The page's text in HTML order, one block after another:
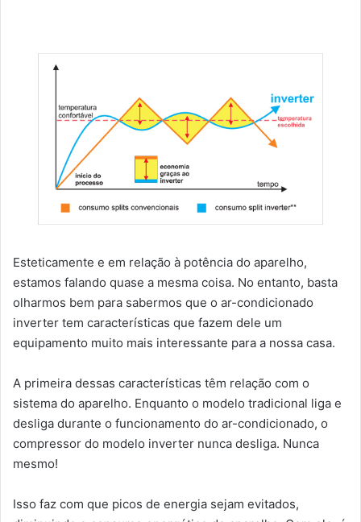
Esteticamente e em relação à potência do aparelho,
estamos falando quase a mesma coisa. No entanto, basta
olharmos bem para sabermos que o ar-condicionado
inverter tem características que fazem dele um
equipamento muito mais interessante para a nossa casa.
A primeira dessas características têm relação com o
sistema do aparelho. Enquanto o modelo tradicional liga e
desliga durante o funcionamento do ar-condicionado, o
compressor do modelo inverter nunca desliga. Nunca
mesmo!
Isso faz com que picos de energia sejam evitados,